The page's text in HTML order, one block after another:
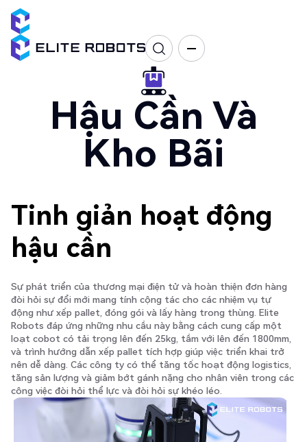
Hậu Cần Và
Kho Bãi
Tinh giản hoạt động
hậu cần
Sự phát triển của thương mại điện tử và hoàn thiện đơn hàng
đòi hỏi sự đổi mới mang tính cộng tác cho các nhiệm vụ tự
động như xếp pallet, đóng gói và lấy hàng trong thùng. Elite
Robots đáp ứng những nhu cầu này bằng cách cung cấp một
loạt cobot có tải trọng lên đến 25kg, tầm với lên đến 1800mm,
và trình hướng dẫn xếp pallet tích hợp giúp việc triển khai trở
nên dễ dàng. Các công ty có thể tăng tốc hoạt động logistics,
tăng sản lượng và giảm bớt gánh nặng cho nhân viên trong các
công việc đòi hỏi thể lực và đòi hỏi sự khéo léo.